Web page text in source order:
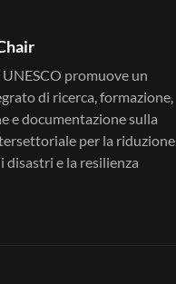
promuove un
di ricerca, formazione,
e documentazione sulla
per la riduzione
disastri e la resilienza